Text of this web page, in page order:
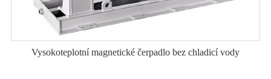
Vysokoteplotní magnetické čerpadlo bez chladicí vody